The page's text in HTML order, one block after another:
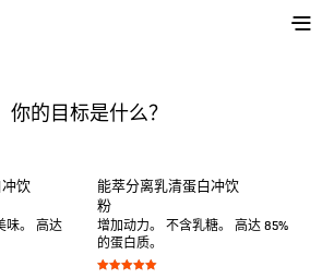
你的目标是什么？
饮
味。 高达
能萃分离乳清蛋白冲饮
粉
增加动力。 不含乳糖。 高达 85%
的蛋白质。